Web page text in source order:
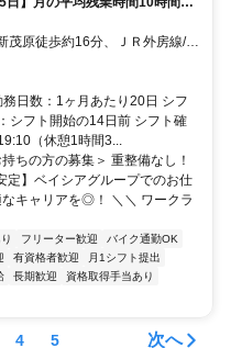
茂原徒歩約16分、ＪＲ外房線/Ｊ
ら徒歩16分、車で3分
日数：1ヶ月あたり20日 シフ
シフト開始の14日前 シフト確
（休憩1時間3...
ちの方の募集＞ 重整備なし！
定】ベイシアグループでのお仕
キャリアを◎！ ＼＼ ワークラ
フリーター歓迎
バイク通勤OK
有資格者歓迎
月1シフト提出
長期歓迎
資格取得手当あり
4 5 次へ